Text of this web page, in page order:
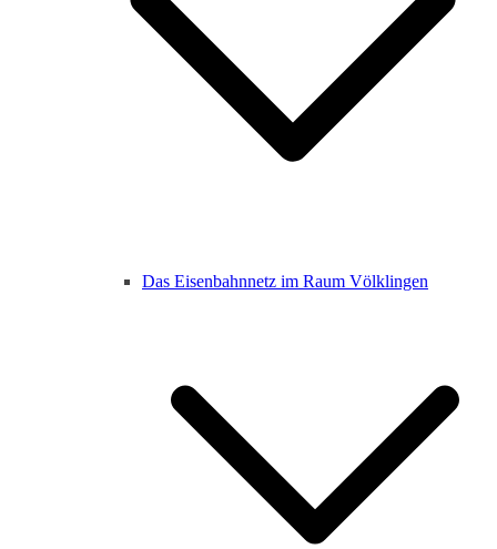
Das Eisenbahnnetz im Raum Völklingen